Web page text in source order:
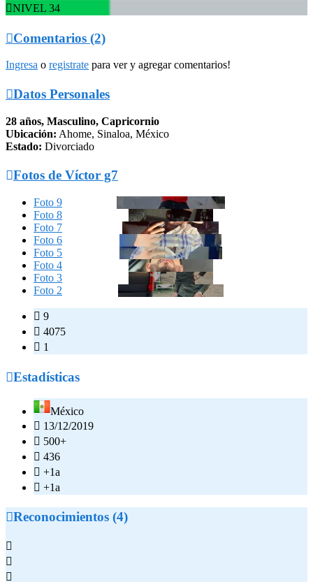
NIVEL 34
Comentarios (2)
Ingresa o registrate para ver y agregar comentarios!
Datos Personales
28 años, Masculino, Capricornio
Ubicación: Ahome, Sinaloa, México
Estado: Divorciado
Fotos de Víctor g7
Foto 9
Foto 8
Foto 7
Foto 6
Foto 5
Foto 4
Foto 3
Foto 2
 9
 4075
 1
Estadísticas
México
 13/12/2019
 500+
 436
 +1a
 +1a
Reconocimientos (4)


